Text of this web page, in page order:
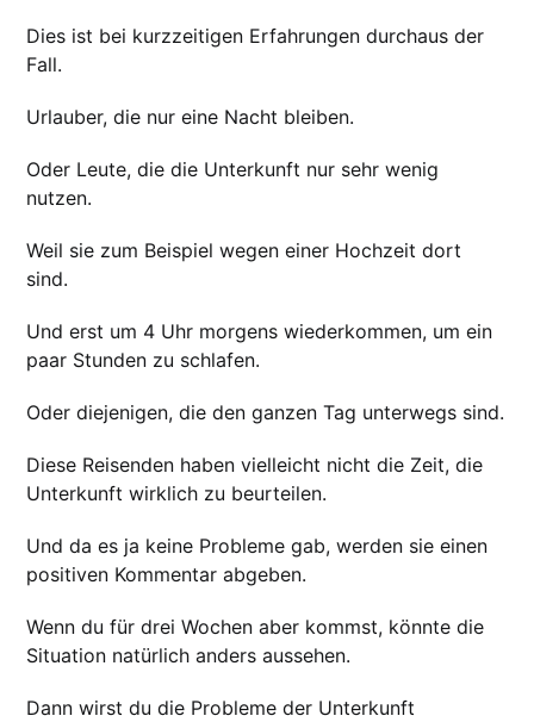
Dies ist bei kurzzeitigen Erfahrungen durchaus der
Fall.
Urlauber, die nur eine Nacht bleiben.
Oder Leute, die die Unterkunft nur sehr wenig
nutzen.
Weil sie zum Beispiel wegen einer Hochzeit dort
sind.
Und erst um 4 Uhr morgens wiederkommen, um ein
paar Stunden zu schlafen.
Oder diejenigen, die den ganzen Tag unterwegs sind.
Diese Reisenden haben vielleicht nicht die Zeit, die
Unterkunft wirklich zu beurteilen.
Und da es ja keine Probleme gab, werden sie einen
positiven Kommentar abgeben.
Wenn du für drei Wochen aber kommst, könnte die
Situation natürlich anders aussehen.
Dann wirst du die Probleme der Unterkunft